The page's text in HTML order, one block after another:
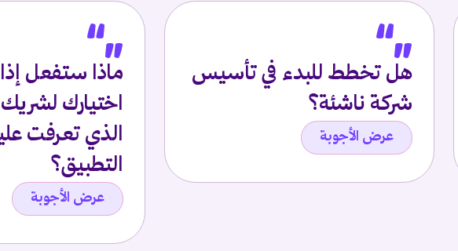
هل تخطط للبدء في تأسيس
شركة ناشئة؟
عرض الأجوبة
ماذا ستفعل
اختيارك لشريك
الذي تعرفت
التطبيق؟
عرض الأجوبة